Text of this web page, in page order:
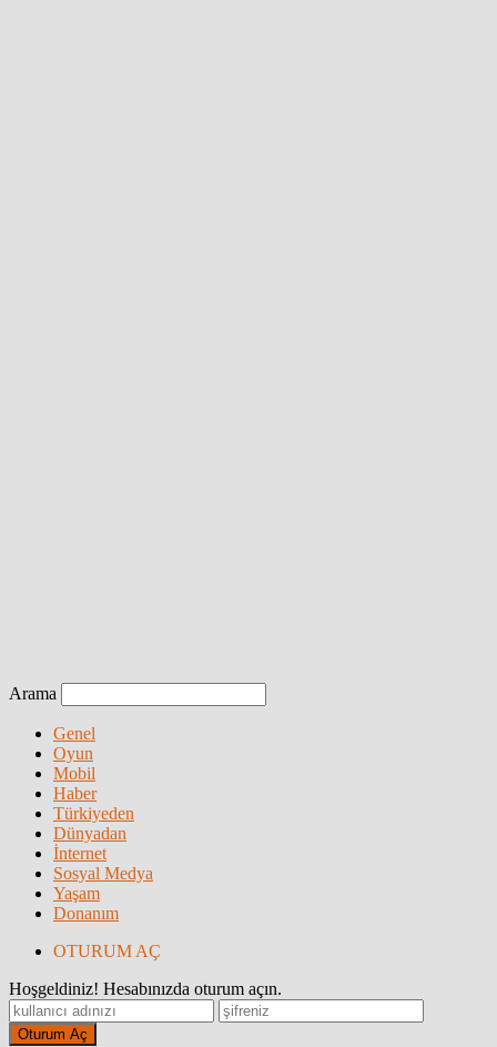
Arama
Genel
Oyun
Mobil
Haber
Türkiyeden
Dünyadan
İnternet
Sosyal Medya
Yaşam
Donanım
OTURUM AÇ
Hoşgeldiniz! Hesabınızda oturum açın.